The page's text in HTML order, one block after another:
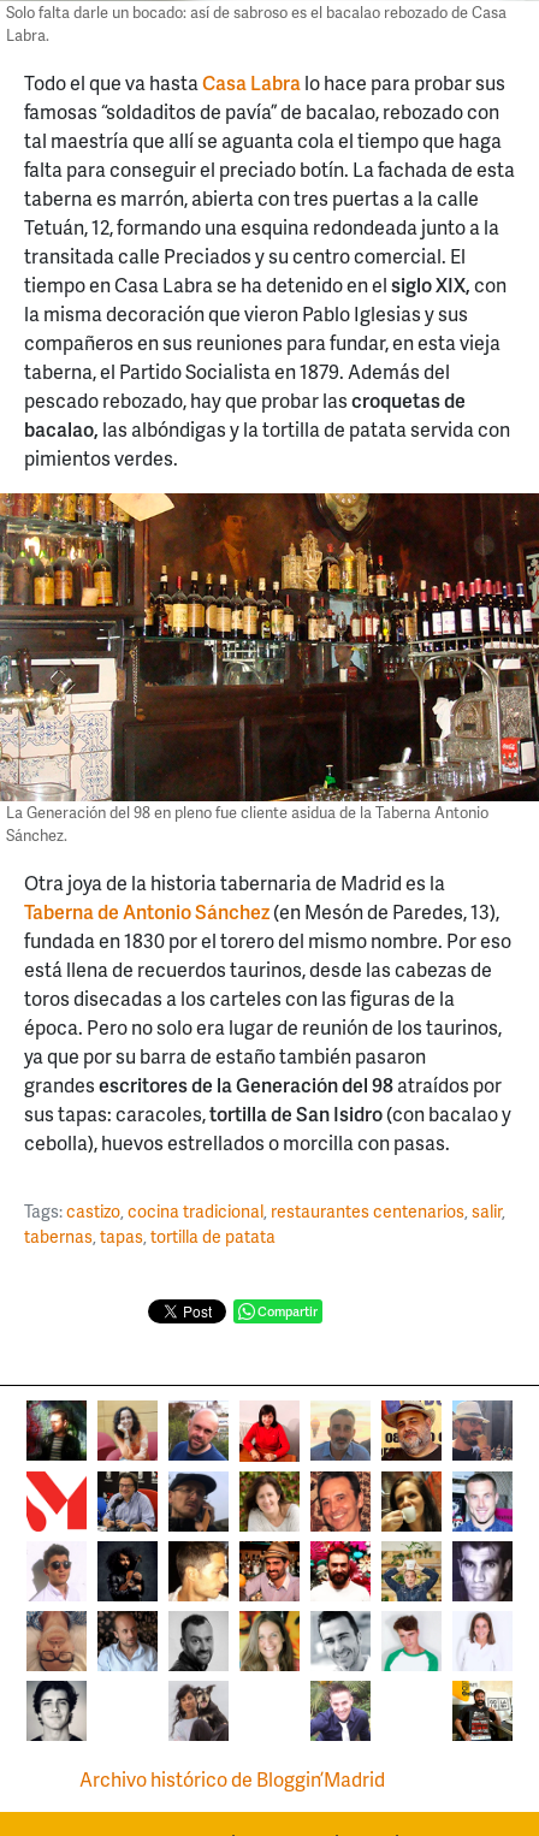
Solo falta darle un bocado: así de sabroso es el bacalao rebozado de Casa
Labra.
Todo el que va hastaCasa Labralo hace para probar sus
famosas “soldaditos de pavía” de bacalao, rebozado con
tal maestría que allí se aguanta cola el tiempo que haga
falta para conseguir el preciado botín. La fachada de esta
taberna es marrón, abierta con tres puertas a la calle
Tetuán, 12, formando una esquina redondeada junto a la
transitada calle Preciados y su centro comercial. El
tiempo en Casa Labra se ha detenido en elsiglo XIX,con
la misma decoración que vieron Pablo Iglesias y sus
compañeros en sus reuniones para fundar, en esta vieja
taberna, el Partido Socialista en 1879. Además del
pescado rebozado, hay que probar lascroquetas de
bacalao, las albóndigas y la tortilla de patata servida con
pimientos verdes.
La Generación del 98 en pleno fue cliente asidua de la Taberna Antonio
Sánchez.
Otra joya de la historia tabernaria de Madrid es la
Taberna de Antonio Sánchez(en Mesón de Paredes, 13),
fundada en 1830 por el torero del mismo nombre. Por eso
está llena de recuerdos taurinos, desde las cabezas de
toros disecadas a los carteles con las figuras de la
época. Pero no solo era lugar de reunión de los taurinos,
ya que por su barra de estaño también pasaron
grandesescritores de la Generación del 98atraídos por
sus tapas: caracoles,tortilla de San Isidro(con bacalao y
cebolla), huevos estrellados o morcilla con pasas.
Tags:castizo cocina tradicional restaurantes centenarios salir,
tabernas tapas tortilla de patata
Compartir
Archivo histórico de Bloggin’Madrid